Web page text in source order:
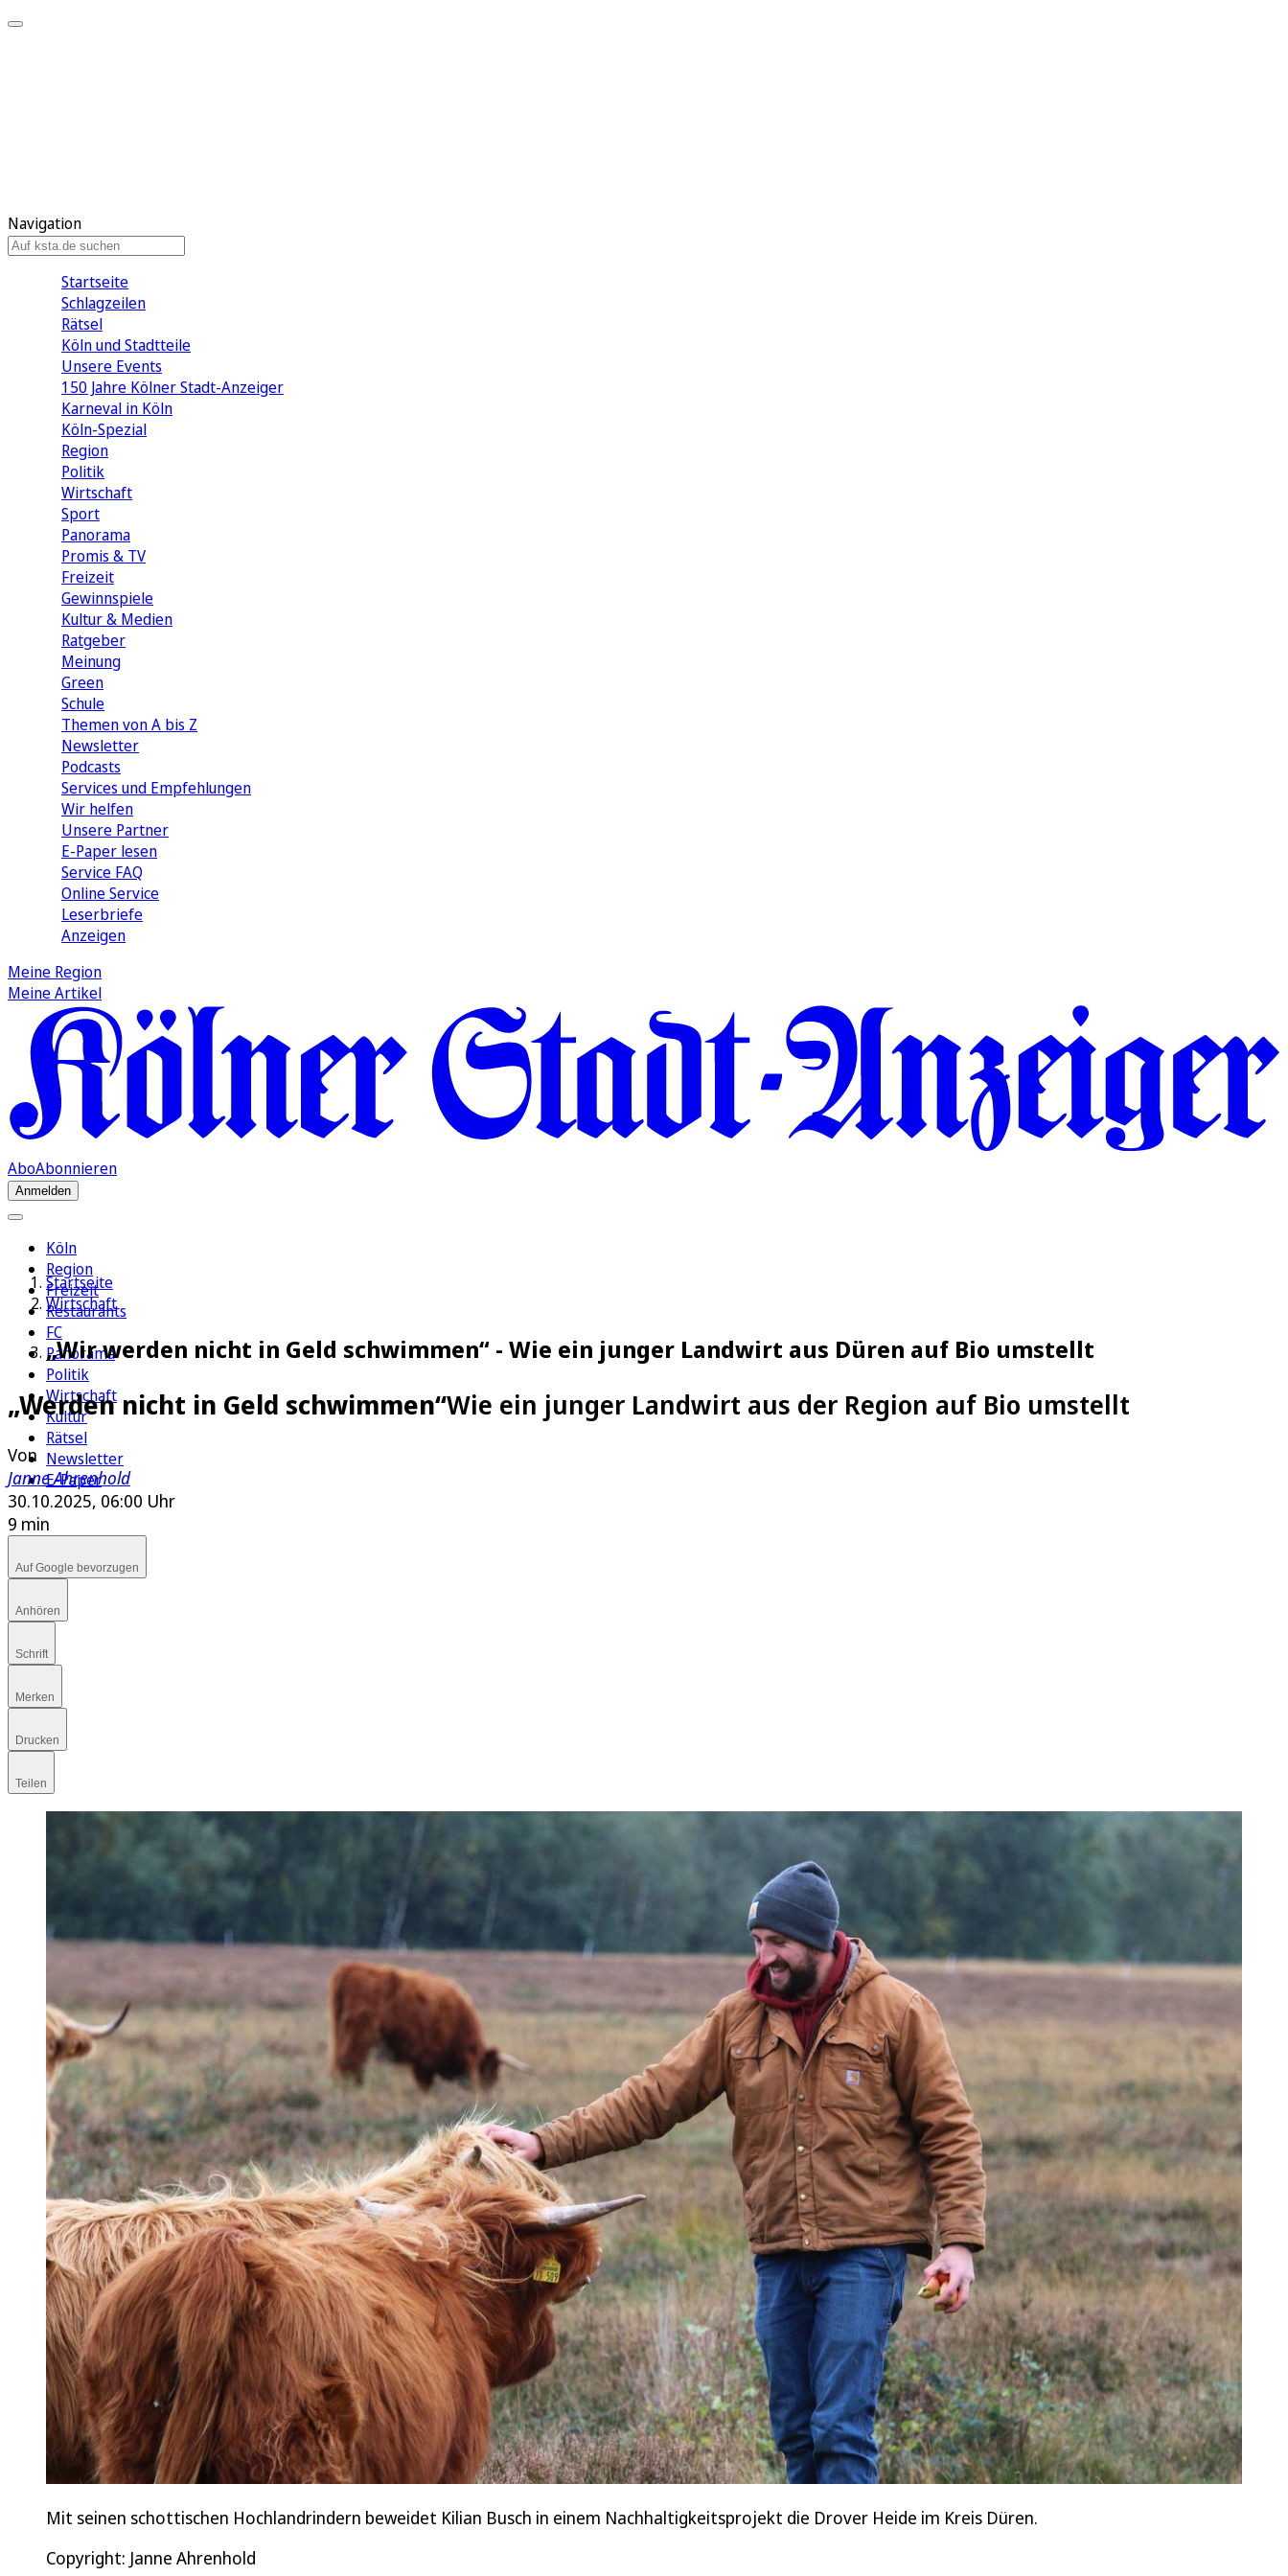
Navigation
Startseite
Schlagzeilen
Rätsel
Köln und Stadtteile
Unsere Events
150 Jahre Kölner Stadt-Anzeiger
Karneval in Köln
Köln-Spezial
Region
Politik
Wirtschaft
Sport
Panorama
Promis & TV
Freizeit
Gewinnspiele
Kultur & Medien
Ratgeber
Meinung
Green
Schule
Themen von A bis Z
Newsletter
Podcasts
Services und Empfehlungen
Wir helfen
Unsere Partner
E-Paper lesen
Service FAQ
Online Service
Leserbriefe
Anzeigen
Meine Region
Meine Artikel
AboAbonnieren
Anmelden
Köln
Region
Freizeit
Restaurants
FC
Panorama
Politik
Wirtschaft
Kultur
Rätsel
Newsletter
E-Paper
Startseite
Wirtschaft
„Wir werden nicht in Geld schwimmen“ - Wie ein junger Landwirt aus Düren auf Bio umstellt
„Werden nicht in Geld schwimmen“Wie ein junger Landwirt aus der Region auf Bio umstellt
Von
Janne Ahrenhold
30.10.2025, 06:00 Uhr
9 min
Auf Google bevorzugen
Anhören
Schrift
Merken
Drucken
Teilen
Mit seinen schottischen Hochlandrindern beweidet Kilian Busch in einem Nachhaltigkeitsprojekt die Drover Heide im Kreis Düren.
Copyright: Janne Ahrenhold